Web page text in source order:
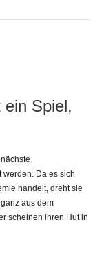
Spiel,
Da es sich
handelt, dreht sie
aus dem
scheinen ihren Hut in